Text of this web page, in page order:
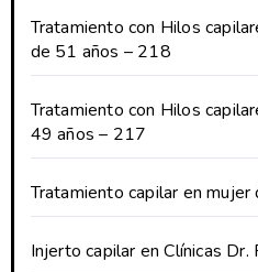
Tratamiento con Hilos
de 51 años – 218
Tratamiento con Hilos
49 años – 217
Tratamiento capilar en
Injerto capilar en Clínicas